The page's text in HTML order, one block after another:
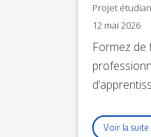
Projet
12 mai 2026
Formez de
Voir la suite